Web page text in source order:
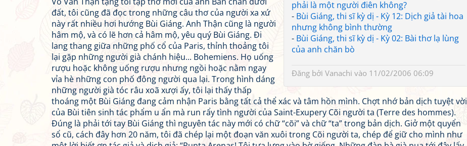
phải là một người điên không?
- Bùi Giáng, thi sĩ kỳ dị - Kỳ 12: Dịch giả tài hoa
nhưng không bình thường
- Bùi Giáng, thi sĩ kỳ dị - Kỳ 02: Bài thơ lạ lùng
của anh chăn bò
Đăng bởi Vanachi vào 11/02/2006 06:09
đất, tôi cũng đã đọc trong những câu thơ của người xa xứ
này rất nhiều hơi hướng Bùi Giáng. Anh Thận cũng là người
hâm mộ, và có lẽ hơn cả hâm mộ, yêu quý Bùi Giáng. Đi
lang thang giữa những phố cổ của Paris, thỉnh thoảng tôi
lại gặp những người già chánh hiệu... Bohemiens. Họ uống
rượu hoặc không uống rượu nhưng ngồi hoặc nằm ngay
vỉa hè những con phố đông người qua lại. Trong hình dáng
những người già tóc râu xoã xượi ấy, tôi lại thấy thấp
thoáng một Bùi Giáng đang cảm nhận Paris bằng tất cả thể xác và tâm hồn mình. Chợt nhớ bản dịch tuyệt vời
của Bùi tiên sinh tác phẩm u ẩn mà run rẩy tình người của Saint-Exupery Cõi người ta (Terre des hommes).
Đúng là phải tới tay Bùi Giáng thì nguyên tác này mới có chữ “cõi” và chữ “ta” trong bản dịch. Giở một quyển
sổ cũ, cách đây hơn 20 năm, tôi đã chép lại một đoạn văn xuôi trong Cõi người ta, chép để giữ cho mình như